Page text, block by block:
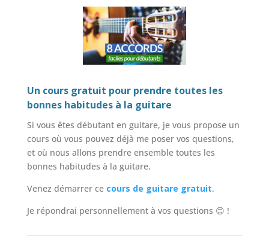
Un cours gratuit pour prendre toutes les
bonnes habitudes à la guitare
Si vous êtes débutant en guitare, je vous propose un
cours où vous pouvez déjà me poser vos questions,
et où nous allons prendre ensemble toutes les
bonnes habitudes à la guitare.
Venez démarrer ce cours de guitare gratuit.
Je répondrai personnellement à vos questions 😊 !